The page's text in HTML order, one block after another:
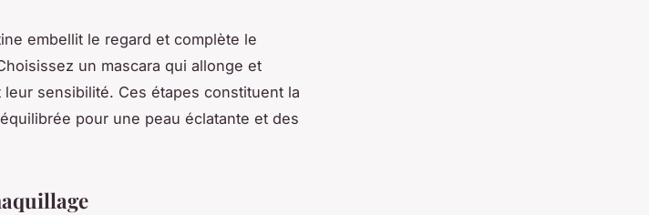
embellit le regard et complète le
un mascara qui allonge et
sensibilité. Ces étapes constituent la
pour une peau éclatante et des